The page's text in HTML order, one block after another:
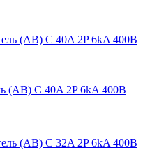
(АВ) C 40A 2P 6kA 400В